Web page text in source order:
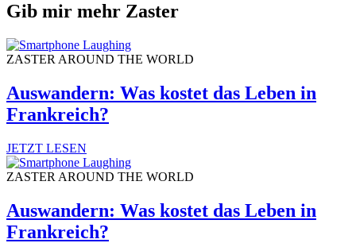
Gib mir mehr Zaster
ZASTER AROUND THE WORLD
Auswandern: Was kostet das Leben in
Frankreich?
JETZT LESEN
ZASTER AROUND THE WORLD
Auswandern: Was kostet das Leben in
Frankreich?